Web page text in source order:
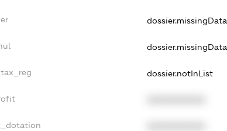
dossier.missingData
dossier.missingData
dossier.notInList